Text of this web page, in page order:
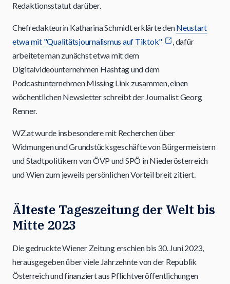
Redaktionsstatut darüber.
Chefredakteurin Katharina Schmidt erklärte denNeustart
etwa mit "Qualitätsjournalismus auf Tiktok"
, dafür
arbeitete man zunächst etwa mit dem
Digitalvideounternehmen Hashtag und dem
Podcastunternehmen Missing Link zusammen, einen
wöchentlichen Newsletter schreibt der Journalist Georg
Renner.
WZ.at wurde insbesondere mit Recherchen über
Widmungen und Grundstücksgeschäfte von Bürgermeistern
und Stadtpolitikern von ÖVP und SPÖ in Niederösterreich
und Wien zum jeweils persönlichen Vorteil breit zitiert.
Älteste Tageszeitung der Welt bis
Mitte 2023
Die gedruckte Wiener Zeitung erschien bis 30. Juni 2023,
herausgegeben über viele Jahrzehnte von der Republik
Österreich und finanziert aus Pflichtveröffentlichungen